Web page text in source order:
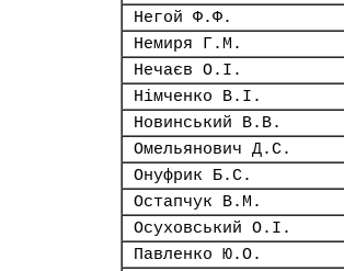
Негой Ф.Ф.
Немиря Г.М.
Нечаєв О.І.
Німченко В.І.
Новинський В.В.
Омельянович Д.С.
Онуфрик Б.С.
Остапчук В.М.
Осуховський О.І.
Павленко Ю.О.